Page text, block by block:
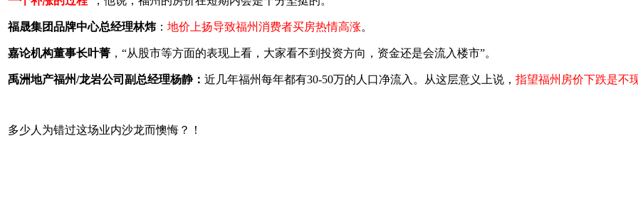
福晟集团品牌中心总经理林炜： 地价上扬导致福州消费者买房热情高涨。
嘉论机构董事长叶菁 ，“从股市等方面的表现上看，大家看不到投资方向，资金还是会流入楼市”。
禹洲地产福州/龙岩公司副总经理杨静： 近几年福州每年都有30-50万的人口净流入。从这层意义上说， 指望福州房价下跌是不
多少人为错过这场业内沙龙而懊悔？！